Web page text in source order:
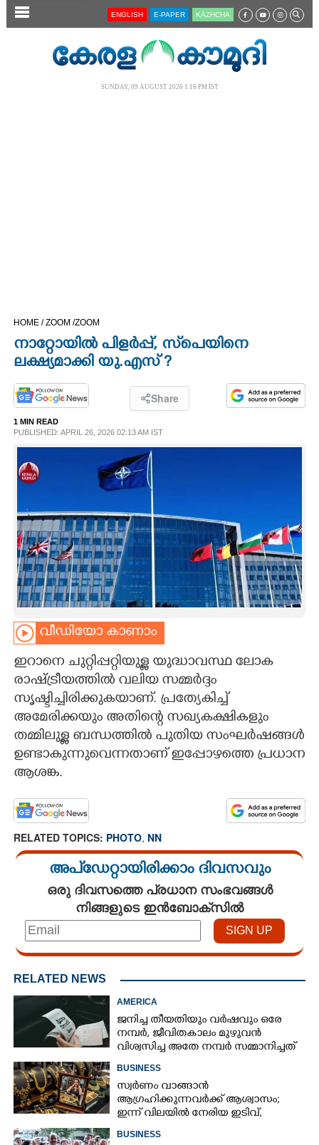
SECTIONS
OPINION
INFO+
ART
ASTRO
CARTOONS
LITERATURE
ENGLISH E-PAPER KĀZHCHA
SUNDAY, 09 AUGUST 2026 1.16 PM IST
HOME /ZOOM /ZOOM
നാറ്റോയിൽ പിളർപ്പ്, സ്‌പെയിനെ
ലക്ഷ്യമാക്കി യു.എസ് ?
Share
1 MIN READ
PUBLISHED: APRIL 26, 2026 02:13 AM IST
വീഡിയോ കാണാം
ഇറാനെ ചുറ്റിപ്പറ്റിയുള്ള യുദ്ധാവസ്ഥ ലോക
രാഷ്ട്രീയത്തിൽ വലിയ സമ്മർദ്ദം
സൃഷ്ടിച്ചിരിക്കുകയാണ്. പ്രത്യേകിച്ച്
അമേരിക്കയും അതിന്റെ സഖ്യകക്ഷികളും
തമ്മിലുള്ള ബന്ധത്തിൽ പുതിയ സംഘർഷങ്ങൾ
ഉണ്ടാകുന്നുവെന്നതാണ് ഇപ്പോഴത്തെ പ്രധാന
ആശങ്ക.
RELATED TOPICS: PHOTO, NN
അപ്ഡേറ്റായിരിക്കാം ദിവസവും
ഒരു ദിവസത്തെ പ്രധാന സംഭവങ്ങൾ
നിങ്ങളുടെ ഇൻബോക്സിൽ
RELATED NEWS
AMERICA
ജനിച്ച തീയതിയും വർഷവും ഒരേ
നമ്പർ, ജീവിതകാലം മുഴുവൻ
വിശ്വസിച്ച അതേ നമ്പർ സമ്മാനിച്ചത്
BUSINESS
സ്വർണം വാങ്ങാൻ
ആഗ്രഹിക്കുന്നവർക്ക് ആശ്വാസം;
ഇന്ന് വിലയിൽ നേരിയ ഇടിവ്,
BUSINESS